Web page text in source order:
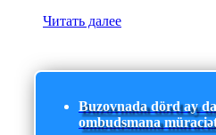
Читать далее
Buzovnada dörd ay
ombudsmana